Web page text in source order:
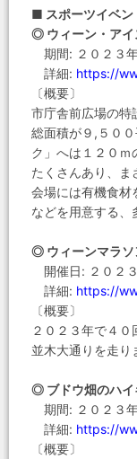
■ スポーツイベン
◎ ウィーン・アイ
期間: ２０２３
詳細: https://
〔概要〕
市庁舎前広場の特
総面積が９,５０
ク」へは１２０
たくさんあり、ま
会場には有機食材
などを用意する、
◎ ウィーンマラソ
開催日: ２０２
詳細: https://
〔概要〕
２０２３年で４
並木大通りを走り
◎ ブドウ畑のハイ
期間: ２０２３
詳細: https://
〔概要〕